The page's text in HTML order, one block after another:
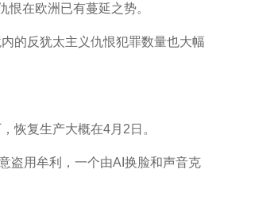
在欧洲已有蔓延之势。
的反犹太主义仇恨犯罪数量也大幅
恢复生产大概在4月2日。
盗用牟利，一个由AI换脸和声音克